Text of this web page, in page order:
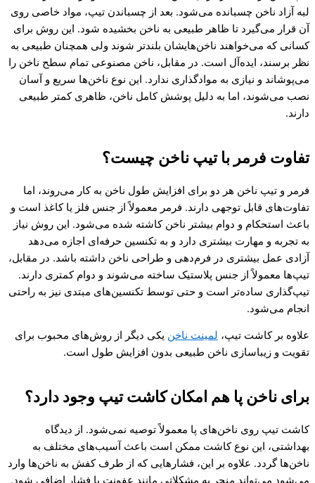
لبه آزاد ناخن چسبانده می‌شود. بعد از چسباندن تیپ، مواد خاصی روی
آن قرار می‌گیرد تا ظاهر طبیعی به ناخن بخشیده شود. این روش برای
کسانی که می‌خواهند ناخن‌هایشان بلندتر شوند ولی همچنان طبیعی به
نظر برسند، ایده‌آل است. در مقابل، ناخن مصنوعی تمام سطح ناخن را
می‌پوشاند و نیازی به موادگذاری ندارد. این نوع ناخن‌ها سریع و آسان
نصب می‌شوند، اما به دلیل پوشش کامل ناخن، ظاهری کمتر طبیعی
دارند.
تفاوت فرمر با تیپ ناخن چیست؟
فرمر و تیپ ناخن هر دو برای افزایش طول ناخن به کار می‌روند، اما
تفاوت‌های قابل توجهی دارند. فرمر معمولاً از جنس فلز یا کاغذ است و
باعث استحکام و دوام بیشتر ناخن کاشته شده می‌شود. این روش نیاز
به تجربه و مهارت بیشتری دارد و به تکنسین حرفه‌ای اجازه می‌دهد
آزادی عمل بیشتری در فرم‌دهی و طراحی ناخن داشته باشد. در مقابل،
تیپ‌ها معمولاً از جنس پلاستیک ساخته می‌شوند و دوام کمتری دارند.
تیپ‌گذاری ساده‌تر است و حتی توسط تکنسین‌های مبتدی نیز به راحتی
انجام می‌شود.
علاوه بر کاشت تیپ،لمینت ناخنیکی دیگر از روش‌های محبوب برای
تقویت و زیباسازی ناخن طبیعی بدون افزایش طول است.
برای ناخن پا هم امکان کاشت تیپ وجود دارد؟
کاشت تیپ روی ناخن‌های پا معمولاً توصیه نمی‌شود. از دیدگاه
بهداشتی، این نوع کاشت ممکن است باعث آسیب‌های مختلف به
ناخن‌ها گردد. علاوه بر این، فشارهایی که از طرف کفش به ناخن‌ها وارد
می‌شود می‌تواند منجر به مشکلاتی مانند عفونت یا فشار اضافی شود.